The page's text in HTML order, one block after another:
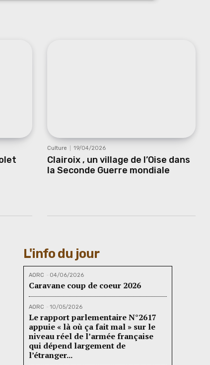
Culture 19/04/2026
Clairoix , un village de l’Oise dans
la Seconde Guerre mondiale
L'info du jour
AORC - 04/06/2026
Caravane coup de coeur 2026
AORC - 10/05/2026
Le rapport parlementaire N°2617
appuie « là où ça fait mal » sur le
niveau réel de l’armée française
qui dépend largement de
l’étranger...